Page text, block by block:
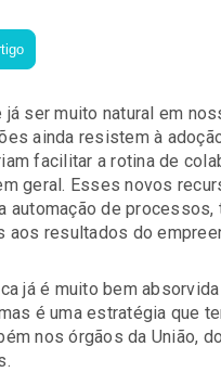
já ser muito natural em
ainda resistem à
facilitar a rotina de
geral. Esses novos
automação de processos,
aos resultados do
já é muito bem
é uma estratégia que
nos órgãos da União,